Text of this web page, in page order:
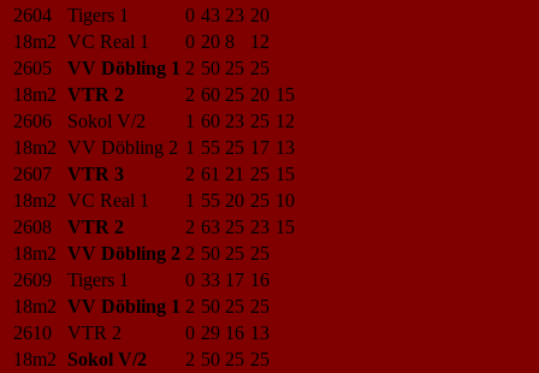
2604
Tigers 1 0 43 23 20
18m2 VC Real 1 0 20 8
12
2605
VV Döbling 1 2 50 25 25
18m2 VTR 2 2 60 25 20 15
2606
Sokol V/2 1 60 23 25 12
18m2 VV Döbling 2 1 55 25 17 13
2607
VTR 3 2 61 21 25 15
18m2 VC Real 1 1 55 20 25 10
2608
VTR 2 2 63 25 23 15
18m2 VV Döbling 2 2 50 25 25
2609
Tigers 1 0 33 17 16
18m2 VV Döbling 1 2 50 25 25
2610
VTR 2 0 29 16 13
18m2
Sokol V/2 2 50 25 25